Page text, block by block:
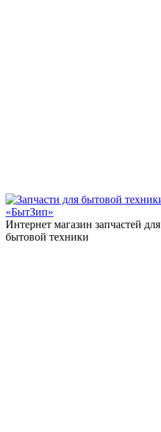
Интернет магазин запчастей для
бытовой техники